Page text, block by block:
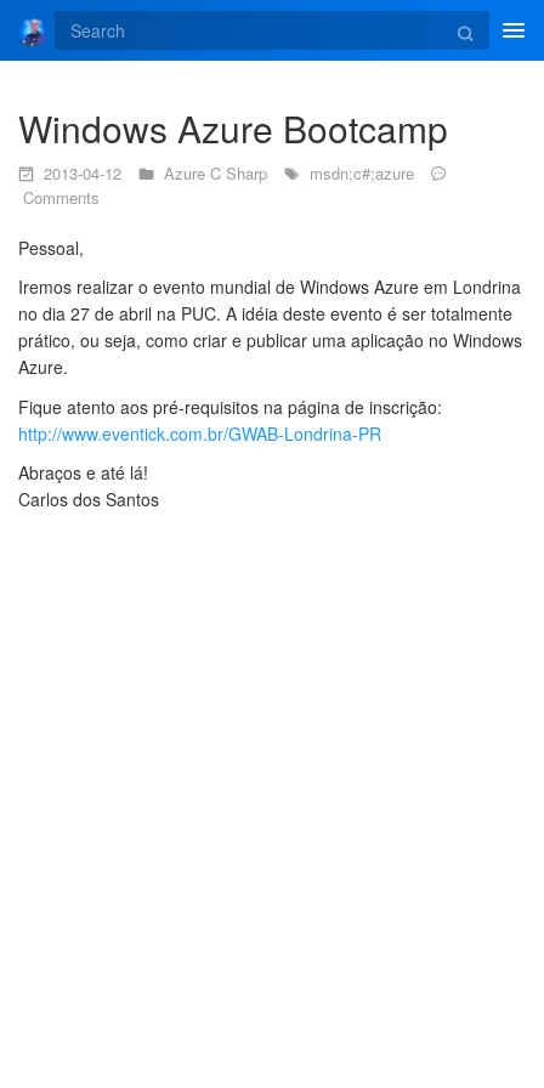
Windows Azure Bootcamp
2013-04-12 Azure C Sharp
msdn;c#;azure
Comments
Pessoal,
Iremos realizar o evento mundial de Windows Azure em Londrina
no dia 27 de abril na PUC. A idéia deste evento é ser totalmente
prático, ou seja, como criar e publicar uma aplicação no Windows
Azure.
Fique atento aos pré-requisitos na página de inscrição:
http://www.eventick.com.br/GWAB-Londrina-PR
Abraços e até lá!
Carlos dos Santos